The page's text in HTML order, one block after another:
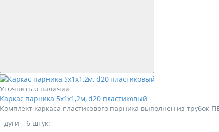
Уточнить о наличии
Каркас парника 5х1х1,2м, d20 пластиковый
Комплект каркаса пластикового парника выполнен из трубок
- дуги – 6 штук: